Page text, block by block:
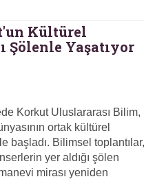
Kültürel
Şölenle Yaşatıyor
Korkut Uluslararası Bilim,
ortak kültürel
başladı. Bilimsel toplantılar,
yer aldığı şölen
mirası yeniden